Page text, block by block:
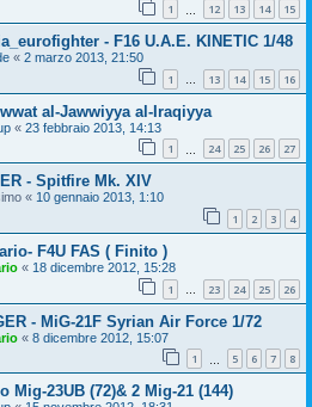
1 12 13 14 15
- F16 U.A.E. KINETIC 1/48
« 2 marzo 2013, 21:50
1 … 13 14 15 16
al-Jawwiyya al-Iraqiyya
« 23 febbraio 2013, 14:13
1 24 25 26 27
- Spitfire Mk. XIV
« 10 gennaio 2013, 1:10
1 2 3 4
F4U FAS ( Finito )
« 18 dicembre 2012, 15:28
1 … 23 24 25 26
- MiG-21F Syrian Air Force 1/72
« 8 dicembre 2012, 15:07
1 5 6 7 8
Mig-23UB (72)& 2 Mig-21 (144)